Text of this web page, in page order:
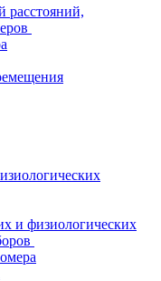
расстояний,
и физиологических